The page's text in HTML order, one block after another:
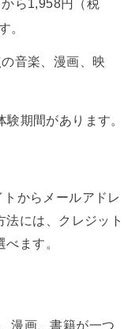
。
音楽、漫画、映
期間があります。
からメールアドレ
法には、クレジット
ます。
漫画、書籍が一つ